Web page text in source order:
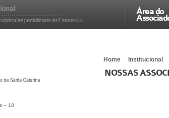
Área do
das Indústrias do Estad...
especializada em desenvo...
Home Institucional
NOSSAS
– 18